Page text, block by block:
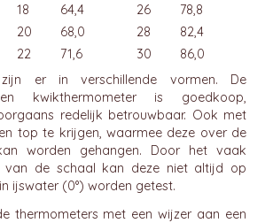
18 64,4 26
78,8
20 68,0 28
82,4
22 71,6 30
86,0
zijn er in verschillende vormen. De
kwikthermometer is goedkoop,
redelijk betrouwbaar. Ook met
top te krijgen, waarmee deze over de
worden gehangen. Door het vaak
van de schaal kan deze niet altijd op
ijswater (0°) worden getest.
thermometers met een wijzer aan een